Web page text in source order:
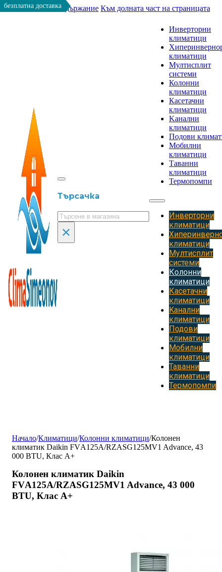
Към основното съдържание Към долната част на страницата
Търсачка
Търсене
×
Инверторни
климатици
климатици
Мултисплит
системи
Колонни
климатици
Касетачни
климатици
Kанални
климатици
Подови
Мобилни
климатици
Таванни
климатици
Термопомпи
Инверторни
климатици
климатици
Мултисплит
системи
Колонни
климатици
Касетачни
климатици
Kанални
климатици
Подови
климатици
Мобилни
климатици
Таванни
климатици
Термопомпи
Начало/Климатици/Колонни климатици/Колонен
климатик Daikin FVА125А/RZASG125MV1 Advance, 43
000 BTU, Клас А+
Колонен климатик Daikin
FVА125А/RZASG125MV1 Advance, 43 000
BTU, Клас А+
безплатна доставка